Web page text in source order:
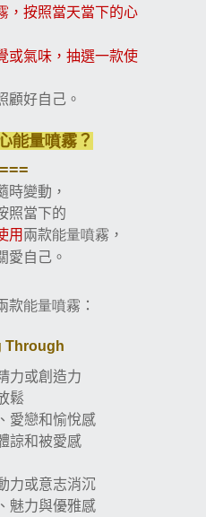
，按照當天當下的心
或氣味，抽選一款使
顧好自己。
能量噴霧 ？
時變動，
照當下的
用 兩款能量噴霧 ，
愛自己。
款能量噴霧 ：
力或創造力
鬆
愛戀和愉悅感
諒和被愛感
力或意志消沉
魅力與優雅感